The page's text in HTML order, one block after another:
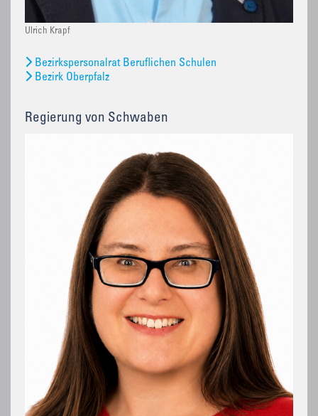
Ulrich Krapf
Bezirkspersonalrat Beruflichen Schulen
Bezirk Oberpfalz
Regierung von Schwaben